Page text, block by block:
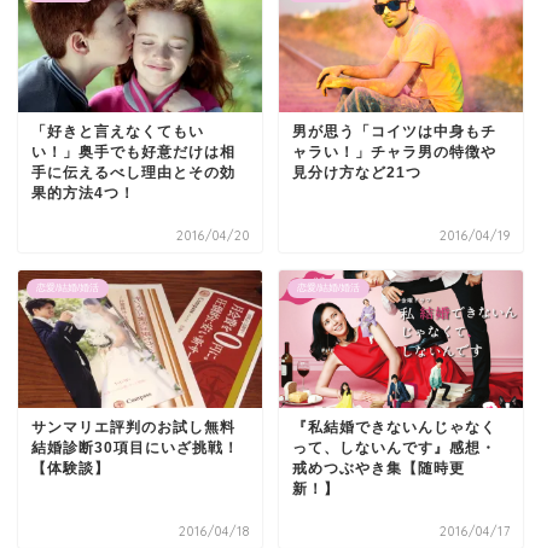
「好きと言えなくてもい
い！」奥手でも好意だけは相
手に伝えるべし理由とその効
果的方法4つ！
2016/04/20
男が思う「コイツは中身もチ
ャラい！」チャラ男の特徴や
見分け方など21つ
2016/04/19
恋愛/結婚/婚活
サンマリエ評判のお試し無料
結婚診断30項目にいざ挑戦！
【体験談】
2016/04/18
恋愛/結婚/婚活
『私結婚できないんじゃなく
って、しないんです』感想・
戒めつぶやき集【随時更
新！】
2016/04/17